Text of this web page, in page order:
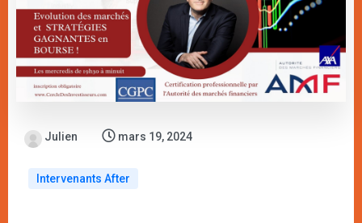
Julien mars 19, 2024
Intervenants After